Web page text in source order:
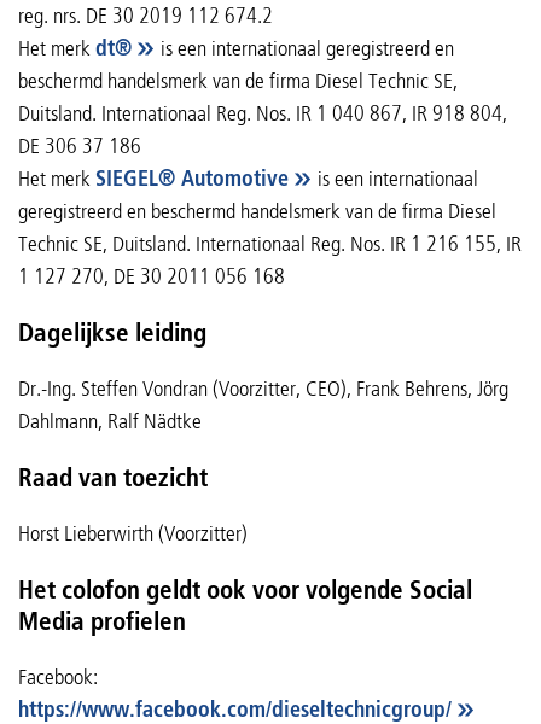
reg. nrs. DE 30 2019 112 674.2
Het merkdt®
is een internationaal geregistreerd en
beschermd handelsmerk van de firma Diesel Technic SE,
Duitsland. Internationaal Reg. Nos. IR 1 040 867, IR 918 804,
DE 306 37 186
Het merk SIEGEL® Automotive
is een internationaal
geregistreerd en beschermd handelsmerk van de firma Diesel
Technic SE, Duitsland. Internationaal Reg. Nos. IR 1 216 155, IR
1 127 270, DE 30 2011 056 168
Dagelijkse leiding
Dr.-Ing. Steffen Vondran (Voorzitter, CEO), Frank Behrens, Jörg
Dahlmann, Ralf Nädtke
Raad van toezicht
Horst Lieberwirth (Voorzitter)
Het colofon geldt ook voor volgende Social
Media profielen
Facebook:
https://www.facebook.com/dieseltechnicgroup/